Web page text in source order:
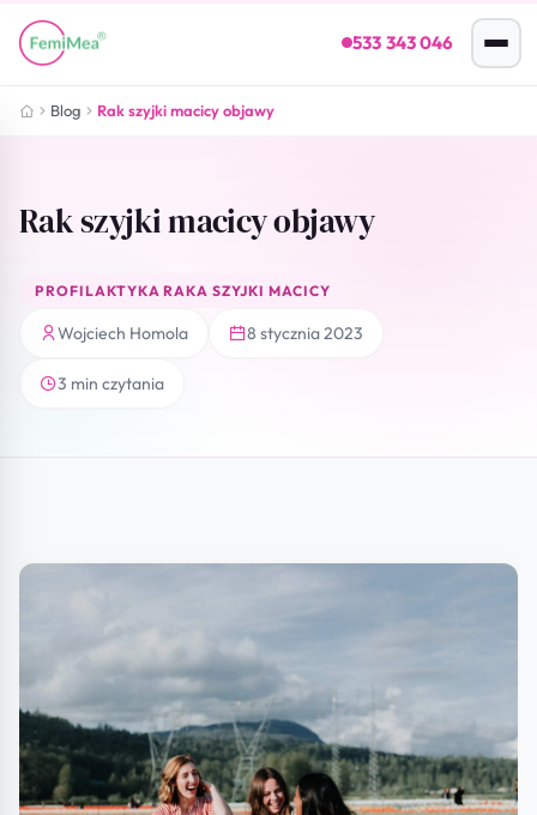
533 343 046
Blog Rak szyjki macicy objawy
Rak szyjki macicy objawy
PROFILAKTYKA RAKA SZYJKI MACICY
Wojciech Homola 8 stycznia 2023
3 min czytania